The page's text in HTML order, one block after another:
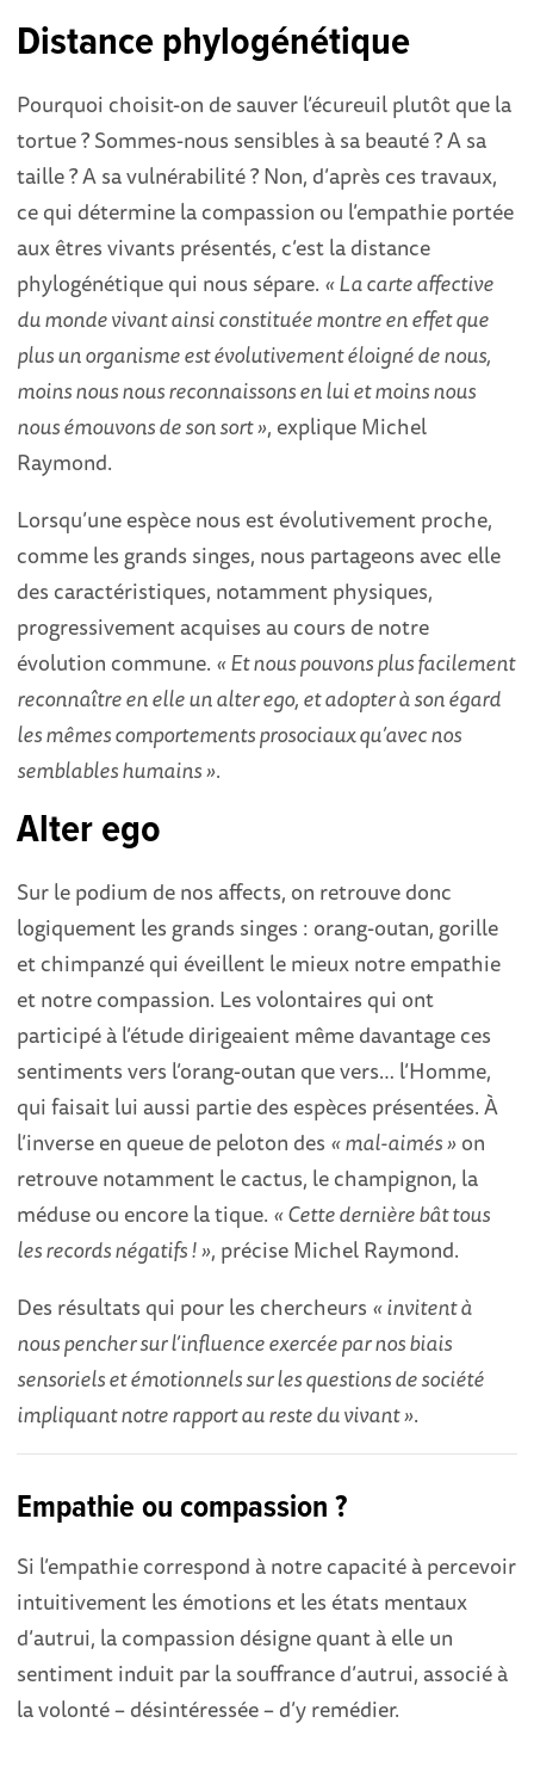
Distance phylogénétique
Pourquoi choisit-on de sauver l’écureuil plutôt que la
tortue ? Sommes-nous sensibles à sa beauté ? A sa
taille ? A sa vulnérabilité ? Non, d’après ces travaux,
ce qui détermine la compassion ou l’empathie portée
aux êtres vivants présentés, c’est la distance
phylogénétique qui nous sépare. « La carte affective
du monde vivant ainsi constituée montre en effet que
plus un organisme est évolutivement éloigné de nous,
moins nous nous reconnaissons en lui et moins nous
nous émouvons de son sort », explique Michel
Raymond.
Lorsqu’une espèce nous est évolutivement proche,
comme les grands singes, nous partageons avec elle
des caractéristiques, notamment physiques,
progressivement acquises au cours de notre
évolution commune. « Et nous pouvons plus facilement
reconnaître en elle un alter ego, et adopter à son égard
les mêmes comportements prosociaux qu’avec nos
semblables humains ».
Alter ego
Sur le podium de nos affects, on retrouve donc
logiquement les grands singes : orang-outan, gorille
et chimpanzé qui éveillent le mieux notre empathie
et notre compassion. Les volontaires qui ont
participé à l’étude dirigeaient même davantage ces
sentiments vers l’orang-outan que vers… l’Homme,
qui faisait lui aussi partie des espèces présentées. À
l’inverse en queue de peloton des « mal-aimés »on
retrouve notamment le cactus, le champignon, la
méduse ou encore la tique. « Cette dernière bât tous
les records négatifs ! », précise Michel Raymond.
Des résultats qui pour les chercheurs « invitent à
nous pencher sur l’influence exercée par nos biais
sensoriels et émotionnels sur les questions de société
impliquant notre rapport au reste du vivant ».
Empathie ou compassion ?
Si l’empathie correspond à notre capacité à percevoir
intuitivement les émotions et les états mentaux
d’autrui, la compassion désigne quant à elle un
sentiment induit par la souffrance d’autrui, associé à
la volonté – désintéressée – d’y remédier.